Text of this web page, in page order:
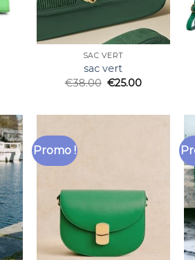
SAC VERT
sac vert
€38.00 €25.00
Promo !